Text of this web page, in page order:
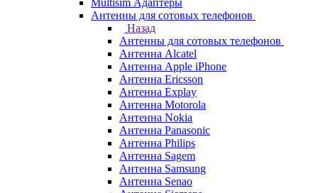
Multisim Адаптеры
Антенны для сотовых телефонов
Назад
Антенны для сотовых телефонов
Антенна Alcatel
Антенна Apple iPhone
Антенна Ericsson
Антенна Explay
Антенна Motorola
Антенна Nokia
Антенна Panasonic
Антенна Philips
Антенна Sagem
Антенна Samsung
Антенна Senao